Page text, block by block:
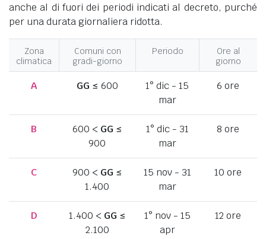
anche al di fuori dei periodi indicati al decreto, purché
per una durata giornaliera ridotta.
Zona
climatica
Comuni con
gradi-giorno
Periodo
Ore al
giorno
A GG ≤ 600
1° dic - 15
mar
6 ore
B 600 < GG ≤
900
1° dic - 31
mar
8 ore
C 900 < GG ≤
1.400
15 nov - 31
mar
10 ore
D 1.400 < GG ≤
2.100
1° nov - 15
apr
12 ore